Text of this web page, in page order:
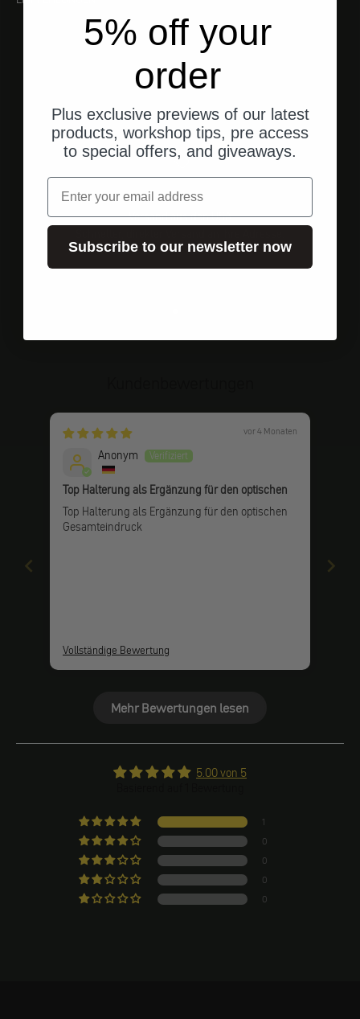
Versand aus den USA
vor 4 Monaten
Anonym
Top Halterung als Ergänzung für den optischen
Top Halterung als Ergänzung für den optischen
Gesamteindruck
Vollständige Bewertung
Mehr Bewertungen lesen
5.00 von 5
1
0
0
0
0
5% off your
order
Plus exclusive previews of our latest
products, workshop tips, pre access
to special offers, and giveaways.
Email
Subscribe to our newsletter now